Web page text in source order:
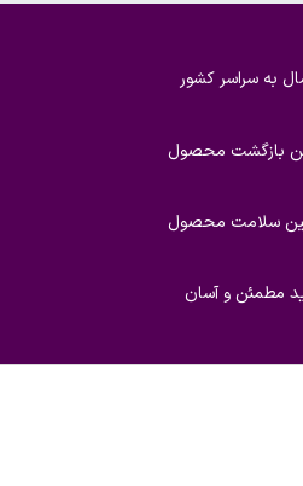
به سراسر کشور
بازگشت محصول
سلامت محصول
مطمئن و آسان